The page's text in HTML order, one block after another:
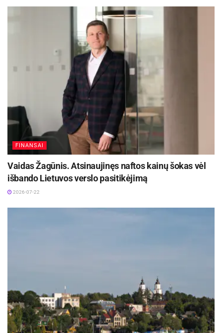
FINANSAI
Vaidas Žagūnis. Atsinaujinęs naftos kainų šokas vėl
išbando Lietuvos verslo pasitikėjimą
2026-07-22